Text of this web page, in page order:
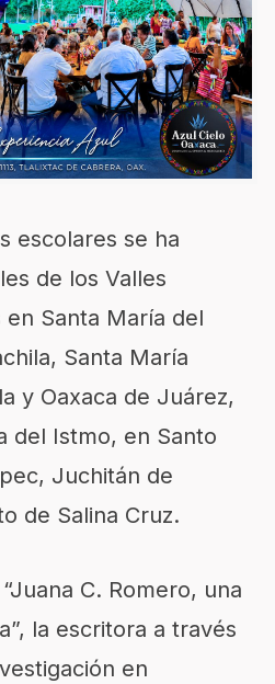
escolares se ha
de los Valles
Santa María del
Santa María
y Oaxaca de Juárez,
del Istmo, en Santo
Juchitán de
de Salina Cruz.
C. Romero, una
la escritora a través
en